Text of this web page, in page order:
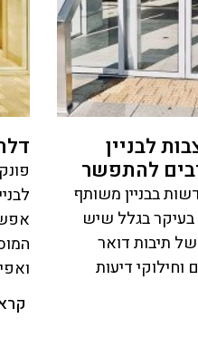
לבניין
להתפשר
בבניין משותף
בעיקר בגלל שיש
של תיבות דואר
וחילוקי דיעות